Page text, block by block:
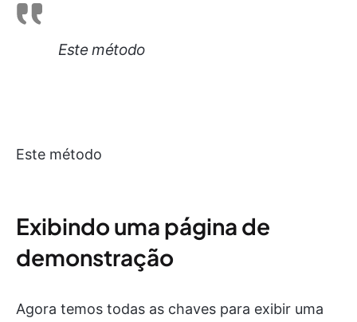
Este método
Este método
Exibindo uma página de
demonstração
Agora temos todas as chaves para exibir uma